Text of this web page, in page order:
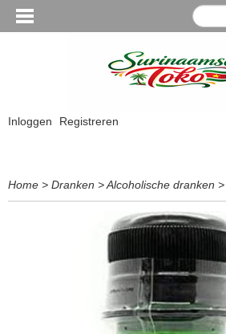
Inloggen Registreren
Home > Dranken >Alcoholische dranken >